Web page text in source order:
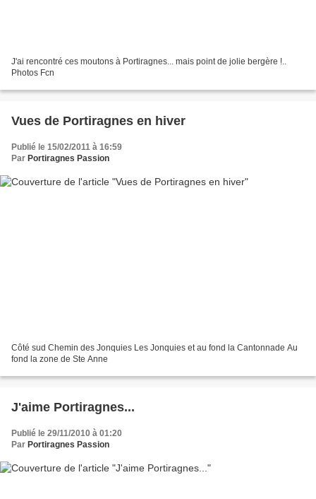
J'ai rencontré ces moutons à Portiragnes... mais point de jolie bergère !..
Photos Fcn
Vues de Portiragnes en hiver
Publié le 15/02/2011 à 16:59
Par Portiragnes Passion
Côté sud Chemin des Jonquies Les Jonquies et au fond la Cantonnade Au
fond la zone de Ste Anne
J'aime Portiragnes...
Publié le 29/11/2010 à 01:20
Par Portiragnes Passion